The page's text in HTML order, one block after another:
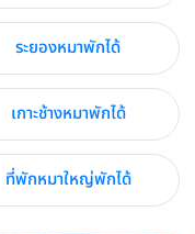
ระยองหมาพักได้
เกาะช้างหมาพักได้
ที่พักหมาใหญ่พักได้